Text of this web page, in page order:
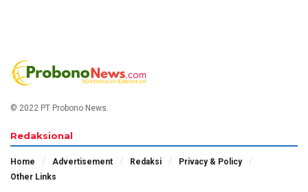
© 2022 PT Probono News.
Redaksional
Home Advertisement Redaksi
Privacy & Policy
Other Links